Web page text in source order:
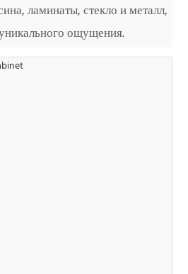
ламинаты, стекло и металл,
ощущения.